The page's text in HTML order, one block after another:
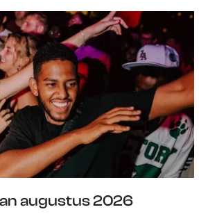
augustus 2026